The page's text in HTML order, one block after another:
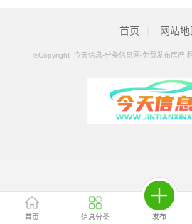
首页 信息分类 发布
首页 网站地
©Copyright 今天信息-分类信息网-免费发布房产,